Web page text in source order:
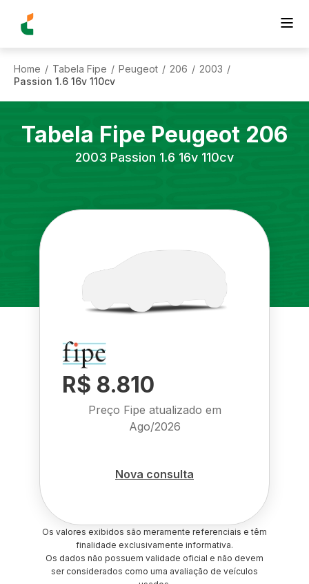
Home / Tabela Fipe / Peugeot / 206 / 2003 /
Passion 1.6 16v 110cv
Tabela Fipe Peugeot 206
2003 Passion 1.6 16v 110cv
R$ 8.810
Preço Fipe atualizado em
Ago/2026
Nova consulta
Os valores exibidos são meramente referenciais e têm
finalidade exclusivamente informativa.
Os dados não possuem validade oficial e não devem
ser considerados como uma avaliação de veículos